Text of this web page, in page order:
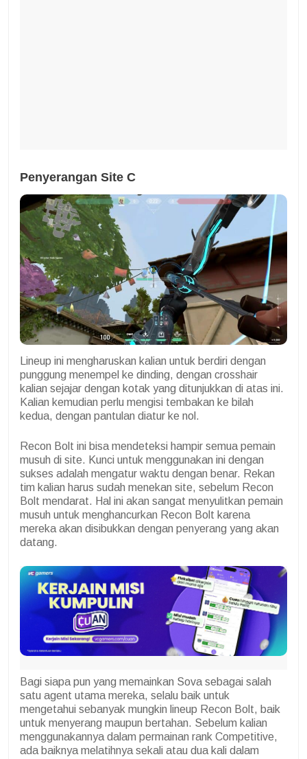
Penyerangan Site C
Lineup ini mengharuskan kalian untuk berdiri dengan
punggung menempel ke dinding, dengan crosshair
kalian sejajar dengan kotak yang ditunjukkan di atas ini.
Kalian kemudian perlu mengisi tembakan ke bilah
kedua, dengan pantulan diatur ke nol.
Recon Bolt ini bisa mendeteksi hampir semua pemain
musuh di site. Kunci untuk menggunakan ini dengan
sukses adalah mengatur waktu dengan benar. Rekan
tim kalian harus sudah menekan site, sebelum Recon
Bolt mendarat. Hal ini akan sangat menyulitkan pemain
musuh untuk menghancurkan Recon Bolt karena
mereka akan disibukkan dengan penyerang yang akan
datang.
Bagi siapa pun yang memainkan Sova sebagai salah
satu agent utama mereka, selalu baik untuk
mengetahui sebanyak mungkin lineup Recon Bolt, baik
untuk menyerang maupun bertahan. Sebelum kalian
menggunakannya dalam permainan rank Competitive,
ada baiknya melatihnya sekali atau dua kali dalam